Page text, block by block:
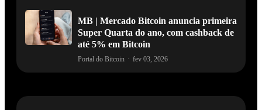
MB | Mercado Bitcoin anuncia primeira
Super Quarta do ano, com cashback de
até 5% em Bitcoin
Portal do Bitcoin · fev 03, 2026